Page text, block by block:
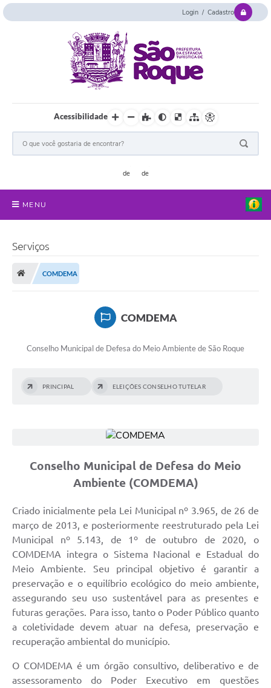
Login / Cadastro
Acessibilidade
MENU
Terceiro Setor
Secretarias/Departamentos
A Nossa Cidade
Audiência Pública
Conselhos Municipais
Cadastro de voluntários - Lei n° 5.205/21
Central de Serviço
Consulta Pública: Revisão Plano Diretor
Creches
Serviços
COMDEMA
COMDEMA
Conselho Municipal de Defesa do Meio Ambiente de São Roque
PRINCIPAL ELEIÇÕES CONSELHO TUTELAR
Conselho Municipal de Defesa do Meio
Ambiente (COMDEMA)
Criado inicialmente pela Lei Municipal nº 3.965, de 26 de
março de 2013, e posteriormente reestruturado pela Lei
Municipal nº 5.143, de 1º de outubro de 2020, o
COMDEMA integra o Sistema Nacional e Estadual do
Meio Ambiente. Seu principal objetivo é garantir a
preservação e o equilíbrio ecológico do meio ambiente,
assegurando seu uso sustentável para as presentes e
futuras gerações. Para isso, tanto o Poder Público quanto
a coletividade devem atuar na defesa, preservação e
recuperação ambiental do município.
O COMDEMA é um órgão consultivo, deliberativo e de
assessoramento do Poder Executivo em questões